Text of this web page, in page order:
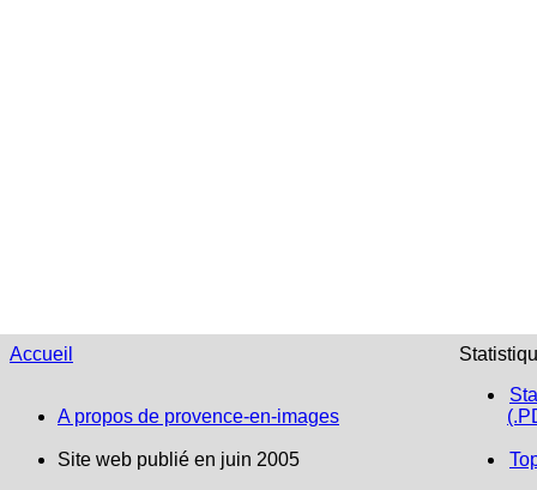
Accueil
A propos de provence-en-images
Site web publié en juin 2005